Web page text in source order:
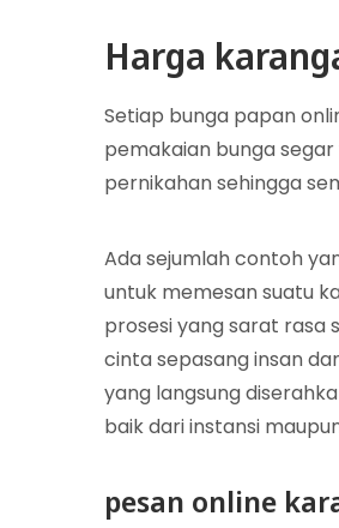
Harga
Setiap bunga papan
pemakaian bunga
pernikahan sehingga
Ada sejumlah contoh
untuk memesan suatu
prosesi yang sarat rasa
cinta sepasang insan
yang langsung
baik dari instansi
pesan online